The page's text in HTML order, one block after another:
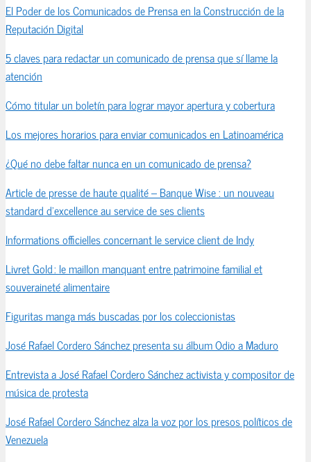
El Poder de los Comunicados de Prensa en la Construcción de la
Reputación Digital
5 claves para redactar un comunicado de prensa que sí llame la
atención
Cómo titular un boletín para lograr mayor apertura y cobertura
Los mejores horarios para enviar comunicados en Latinoamérica
¿Qué no debe faltar nunca en un comunicado de prensa?
Article de presse de haute qualité – Banque Wise : un nouveau
standard d’excellence au service de ses clients
Informations officielles concernant le service client de Indy
Livret Gold : le maillon manquant entre patrimoine familial et
souveraineté alimentaire
Figuritas manga más buscadas por los coleccionistas
José Rafael Cordero Sánchez presenta su álbum Odio a Maduro
Entrevista a José Rafael Cordero Sánchez activista y compositor de
música de protesta
José Rafael Cordero Sánchez alza la voz por los presos políticos de
Venezuela